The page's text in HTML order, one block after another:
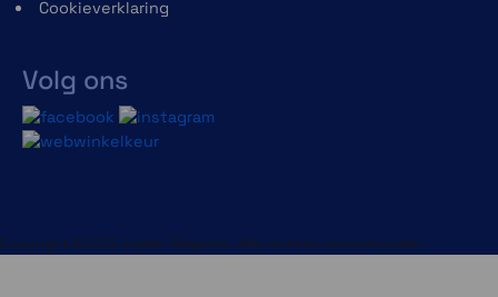
Bovendien maak je het leuker en spannender
voegen. Koppeling met een smartphone is
vereist.
Fietsvermogen en koersvereisten
Cookieverklaring
Volg ons
Copyright © 2013-heden Magento. Alle rechten voorbehouden.